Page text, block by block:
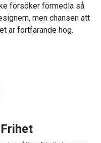
försöker förmedla så
men chansen att
är fortfarande hög.